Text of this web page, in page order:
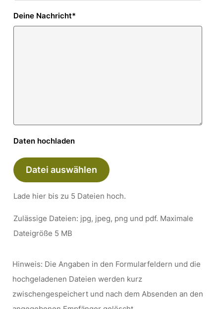
Deine Nachricht*
Daten hochladen
Datei auswählen
Lade hier bis zu 5 Dateien hoch.
Zulässige Dateien: jpg, jpeg, png und pdf. Maximale
Dateigröße 5 MB
Hinweis: Die Angaben in den Formularfeldern und die
hochgeladenen Dateien werden kurz
zwischengespeichert und nach dem Absenden an den